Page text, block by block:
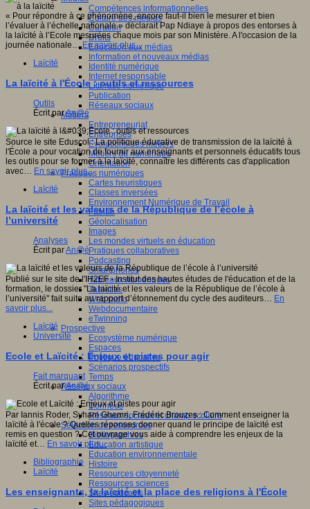
Compétences informationnelles
Culture des médias
Curation
Droits
Education aux médias
Information et nouveaux médias
Identité numérique
Internet responsable
Littératie numérique
Publication
Réseaux sociaux
Métiers
Entrepreneuriat
Entreprises
Evolutions des métiers
Métiers du numérique
Orientation
Pratiques numériques
Cartes heuristiques
Classes inversées
Environnement Numérique de Travail
Fablab
Géolocalisation
Images
Les mondes virtuels en éducation
Pratiques collaboratives
Podcasting
Smartphones
Tableaux numériques
Tablettes
Web radio
Webdocumentaire
eTwinning
Prospective
Ecosystème numérique
Espaces
Politique éducative
Scénarios prospectifs
Temps
Réseaux sociaux
Algorithme
Données
Réseaux sociaux et champ scolaire
Sélection de ressources
Bibliographies
Education artistique
Education environnementale
Histoire
Ressources citoyenneté
Ressources sciences
Sites éducatifs
Sites pédagogiques
« Pour répondre à ce phénomène, encore faut-il bien le mesurer et bien
l’évaluer à l’échelle nationale » déclarait Pap Ndiaye à propos des entorses à
la laïcité à l’Ecole mesurées chaque mois par son Ministère. A l'occasion de la
journée nationale… En savoir plus...
Laïcité
La laïcité à l'École : outils et ressources
Outils
Écrit parAn@é
Source le site Eduscol : La politique éducative de transmission de la laïcité à
l'École a pour vocation de fournir aux enseignants et personnels éducatifs tous
les outils pour se former à la laïcité, connaître les différents cas d'application
avec… En savoir plus...
Laïcité
La laïcité et les valeurs de la République de l’école à
l’université
Analyses
Écrit parAn@é
Publié sur le site de l'IH2EF - Institut des hautes études de l'éducation et de la
formation, le dossier "La laïcité et les valeurs de la République de l’école à
l’université" fait suite au rapport d’étonnement du cycle des auditeurs… En
savoir plus...
Laïcité
Université
Ecole et Laïcité : Enjeux et pistes pour agir
Fait marquant
Écrit parAn@é
Par Iannis Roder, Syham Ghemri, Frédéric Brouzes : Comment enseigner la
laïcité à l'école ? Quelles réponses donner quand le principe de laïcité est
remis en question ? Cet ouvrage vous aide à comprendre les enjeux de la
laïcité et… En savoir plus...
Bibliographie
Laïcité
Les enseignants, la laïcité et la place des religions à l'École